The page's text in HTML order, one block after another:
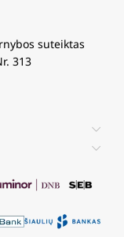
suteiktas
313